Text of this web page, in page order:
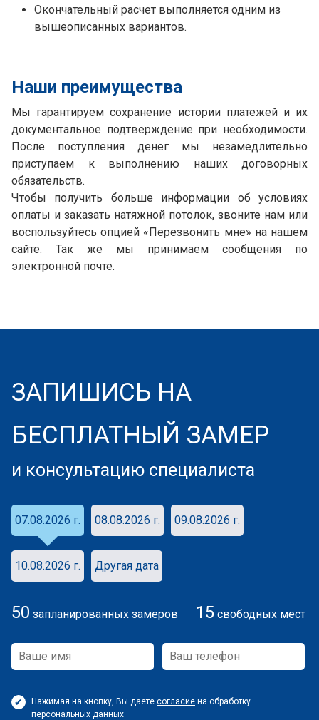
Окончательный расчет выполняется одним из
вышеописанных вариантов.
Наши преимущества
Мы гарантируем сохранение истории платежей и их
документальное подтверждение при необходимости.
После поступления денег мы незамедлительно
приступаем к выполнению наших договорных
обязательств.
Чтобы получить больше информации об условиях
оплаты и заказать натяжной потолок, звоните нам или
воспользуйтесь опцией «Перезвонить мне» на нашем
сайте. Так же мы принимаем сообщения по
электронной почте.
ЗАПИШИСЬ НА
БЕСПЛАТНЫЙ ЗАМЕР
и консультацию специалиста
07.08.2026 г. 08.08.2026 г. 09.08.2026 г.
10.08.2026 г. Другая дата
50 запланированных замеров 15 свободных мест
Нажимая на кнопку, Вы даете согласие на обработку
персональных данных